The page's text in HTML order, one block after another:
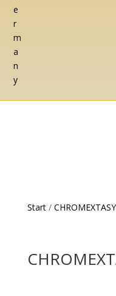
Start/ CHROMEXTASY